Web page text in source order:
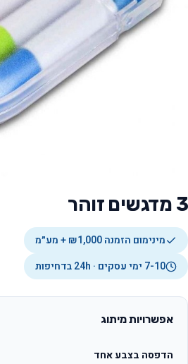
3 מדגשים זוהר
מינימום הזמנה ₪1,000 + מע״מ
7-10 ימי עסקים · 24h בדחיפות
אפשרויות מיתוג
הדפסה בצבע אחד